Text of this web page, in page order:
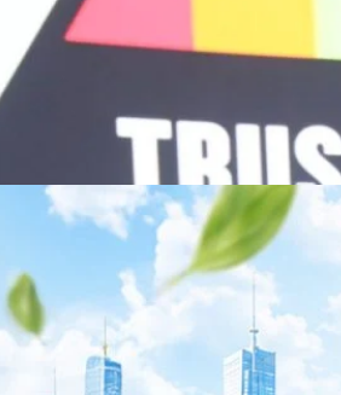
แรกของปี 2569 เติบโต 17.8% และ 17.7% จาก
สำคัญ พร้อมประกาศจ่ายเงินปันผลระหว่างกา
นที่ 19 สิงหาคม 2569 และกำหนดจ่ายเงินปันผ
น้าที่บริหาร บริษัท ซินเน็ค (ประเทศไทย) จำกัด
Business Transformation อย่างต่อเนื่อง ผ่า
Infrastructure Platform เพื่อรองรับการเติบ
วบคู่กับการขยายเครือข่ายพันธมิตรเทคโนโลยี
ว TODAY เปิดเวทีใหญ่ SUSTAIN
นวทางปรับตัวสู่เศรษฐกิจสีเขียวอย่
สำนักข่าว TODAY จัดงาน SUSTAIN CITY:
เปลี่ยนผ่านสู่เศรษฐกิจและสังคมสีเขียว พร้อม
นภาครัฐ ภาคธุรกิจ และผู้เชี่ยวชาญในหลากห